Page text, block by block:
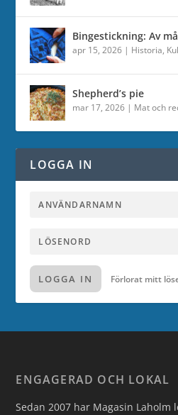
Bingestickning: Av
apr 15, 2026 | Historia,
Shepherd’s pie
mar 17, 2026 | Mat och
LOGGA IN
LOGGA IN Förlorat mitt
ENGAGERAD OCH LOKAL
Sedan 2007 har Magasin Laholm